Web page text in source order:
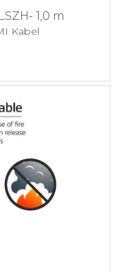
1,0 m
Kabel